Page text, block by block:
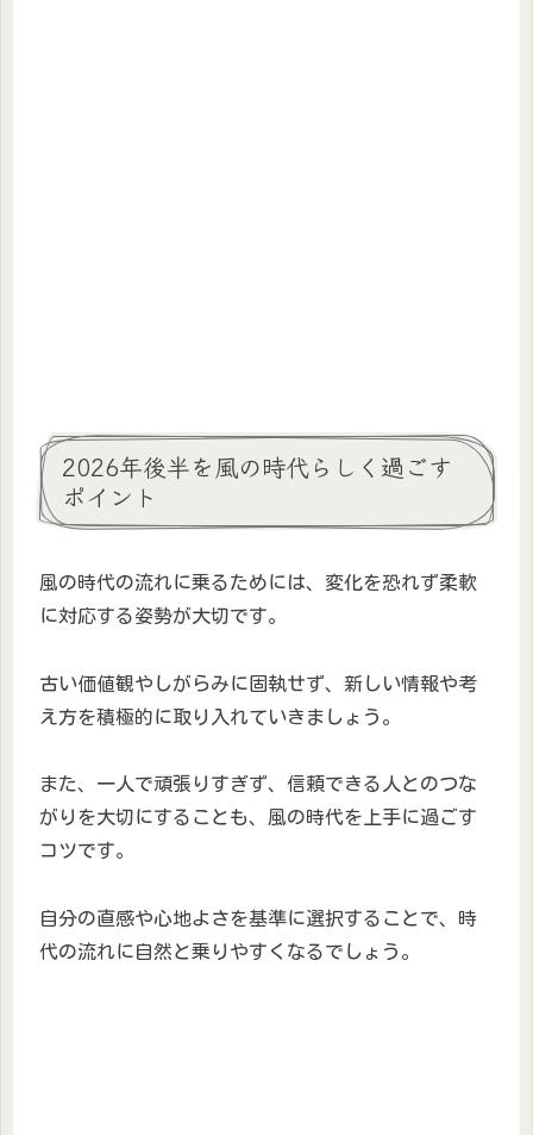
2026年後半を風の時代らしく過ごす
ポイント
風の時代の流れに乗るためには、変化を恐れず柔軟
に対応する姿勢が大切です。
古い価値観やしがらみに固執せず、新しい情報や考
え方を積極的に取り入れていきましょう。
また、一人で頑張りすぎず、信頼できる人とのつな
がりを大切にすることも、風の時代を上手に過ごす
コツです。
自分の直感や心地よさを基準に選択することで、時
代の流れに自然と乗りやすくなるでしょう。